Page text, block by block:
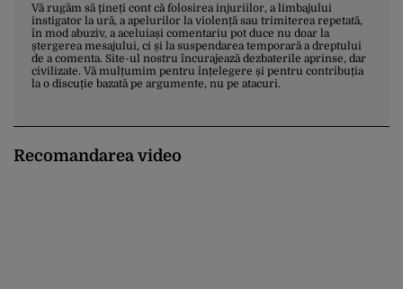
Vă rugăm să țineți cont că folosirea injuriilor, a limbajului
instigator la ură, a apelurilor la violență sau trimiterea repetată,
în mod abuziv, a aceluiași comentariu pot duce nu doar la
ștergerea mesajului, ci și la suspendarea temporară a dreptului
de a comenta. Site-ul nostru încurajează dezbaterile aprinse, dar
civilizate. Vă mulțumim pentru înțelegere și pentru contribuția
la o discuție bazată pe argumente, nu pe atacuri.
Recomandarea video